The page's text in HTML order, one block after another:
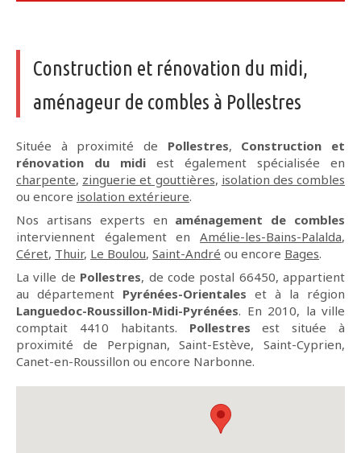
Construction et rénovation du midi,
aménageur de combles à Pollestres
Située à proximité de Pollestres, Construction et
rénovation du midi est également spécialisée en
charpente, zinguerie et gouttières, isolation des combles
ou encore isolation extérieure.
Nos artisans experts en aménagement de combles
interviennent également en Amélie-les-Bains-Palalda,
Céret, Thuir, Le Boulou, Saint-André ou encore Bages.
La ville de Pollestres, de code postal 66450, appartient
au département Pyrénées-Orientales et à la région
Languedoc-Roussillon-Midi-Pyrénées. En 2010, la ville
comptait 4410 habitants. Pollestres est située à
proximité de Perpignan, Saint-Estève, Saint-Cyprien,
Canet-en-Roussillon ou encore Narbonne.